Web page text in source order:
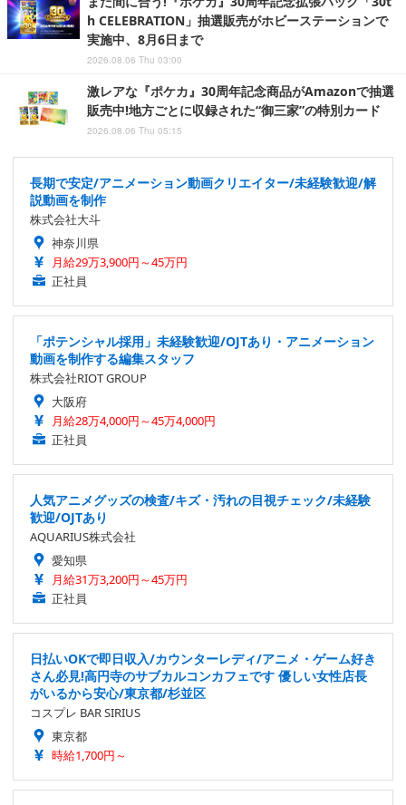
h CELEBRATION」抽選販売がホビーステーションで
実施中、8月6日まで
2026.08.06 Thu 03:00
激レアな『ポケカ』30周年記念商品がAmazonで抽選
販売中!地方ごとに収録された“御三家”の特別カード
2026.08.06 Thu 05:15
長期で安定/アニメーション動画クリエイター/未経験歓迎/解
説動画を制作
株式会社大斗
神奈川県
月給29万3,900円～45万円
正社員
「ポテンシャル採用」未経験歓迎/OJTあり・アニメーション
動画を制作する編集スタッフ
株式会社RIOT GROUP
大阪府
月給28万4,000円～45万4,000円
正社員
人気アニメグッズの検査/キズ・汚れの目視チェック/未経験
歓迎/OJTあり
AQUARIUS株式会社
愛知県
月給31万3,200円～45万円
正社員
日払いOKで即日収入/カウンターレディ/アニメ・ゲーム好き
さん必見!高円寺のサブカルコンカフェです 優しい女性店長
がいるから安心/東京都/杉並区
コスプレ BAR SIRIUS
東京都
時給1,700円～